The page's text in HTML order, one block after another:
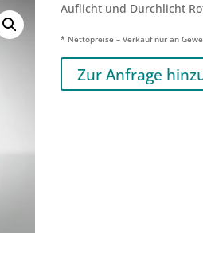
Auflicht und Durchlicht
* Nettopreise – Verkauf nur an
Zur Anfrage